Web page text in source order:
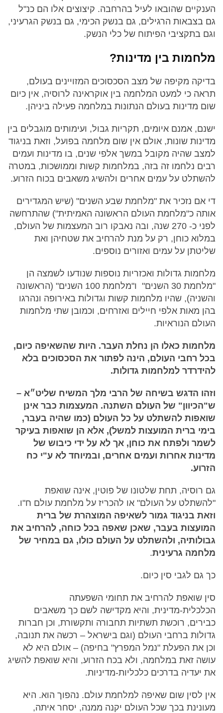
הענקיים שהובאו לעיל בהרחבה. קיצוצים אלו הם כנ"ל
גם בצבאות הרגילים, גם בנשק הכימי, גם בנשק הגרעיני,
וגם בתקציבי הפיתוח של כלי הנשק.
מלחמות בין מדינות?
בדיקה מקיפה של מצב הסכסוכים המזויינים בעולם,
תראה כי למעט המלחמה בין אוקראינה לרוסיה, אין כיום
שום מדינות בעולם הנתונות במלחמה פעילה ביניהן.
ישנם, אמנם איומים, תקריות גבול, ועימותים מוגבלים בין
מדינות שונות, אולם אין שום מלחמה בפועל, וזאת בניגוד
למצב שהיה מקובל במשך אלפי שנים, בו מדינות ועמים
רבים נלחמו זה בזה, במלחמות קשות וממושכות, במטרה
להשתלט על עמים אחרים ולהשיג משאבים בכוח הזרוע.
די אם נזכיר את "מלחמת שבע השנים" (שיש המגדירים
אותה כ"מלחמת העולם הראשונה האמיתית") שהתרחשה
לפני כ- 270 שנה, ובה נאבקו רוב המעצמות של העולם,
במלוא כוחן, רק על מנת להרחיב את שטחיהן ואת
שליטתן על עמים ואזורים נוספים.
מלחמות גדולות ואכזריות נוספות שנודעו לשמצה הן
"מלחמת 30 השנים" ו"מלחמת 100 השנים" (הראשונה
והשניה), שהיו מלחמות קשות וגדולות באירופה ונהרגו
בהן מאות אלפי חיילים ואזרחים, וכמובן שתי מלחמות
העולם הנוראיות.
מלחמות כאלו הן נחלת העבר. היות שהשאיפה כיום,
בכל רחבי העולם, הינה לפתור את הסכסוכים בלא
להידרדר למלחמות גדולות.
וזהו הדגש בשיחה של הרבי מלך המשיח שליט״א –
ש"הכיוון" של העולם השתנה. המעצמות כבר אינן
שואפות להשתלט על כל העולם (כמו שהיה בעבר,
בימי ברית המועצות למשל), אלא הן שואפות בעיקר
לשמר ולפתח את כוחן, אך לא על ידי כיבוש של
מדינות אחרות ועמים אחרים, ובמיוחד לא ע"י כח
הזרוע.
גם רוסיה, תחת שלטונו של פוטין, אינה שואפת
"להשתלט על העולם" או להכריז על מלחמת עולם ח"ו.
וזאת בניגוד גמור לשאיפה המוצהרת של ברית
המועצות בעבר, שאכן שאפה בכל כוחה, להרחיב את
גבולותיה, ולהשתלט על העולם כולו, גם במחיר של
מלחמה גרעינית.
כך גם לגבי סין כיום.
סין שואפת להרחיב את תחומי השפעתה
הכלכלית-מדינית, והיא מקדישה לשם כך משאבים
כבירים, רוכשת תשתיות תחבורה ותקשורת, וכן חברות
גדולות ברחבי העולם (וגם בישראל – רכשה את תנובה,
וכן את הפעלת "נמל המפרץ" בחיפה) – אולם היא לא
עושה זאת במלחמה, ולא בכח הזרוע, והיא שואפת להשיג
את יעדיה בדרכים כלכליות-מדיניות.
אין לסין שום שאיפה למלחמת עולם. נהפוך הוא. היא
מעונינת בכך שכל העולם יקנה ממנה, יסחר איתה,